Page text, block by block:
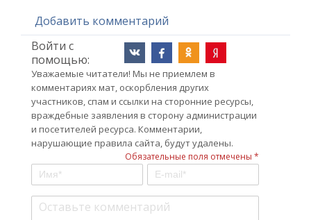
Добавить комментарий
Войти с
помощью:
Уважаемые читатели! Мы не приемлем в
комментариях мат, оскорбления других
участников, спам и ссылки на сторонние ресурсы,
враждебные заявления в сторону администрации
и посетителей ресурса. Комментарии,
нарушающие правила сайта, будут удалены.
Обязательные поля отмечены *